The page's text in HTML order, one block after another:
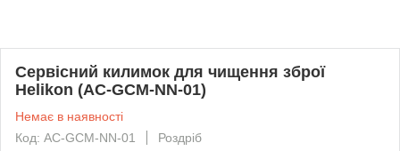
Сервісний килимок для чищення зброї
Helikon (AC-GCM-NN-01)
Немає в наявності
Код: AC-GCM-NN-01
Роздріб